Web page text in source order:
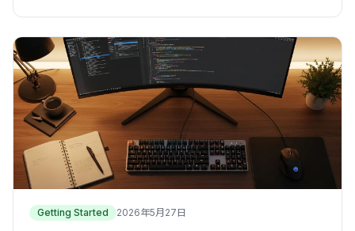
Getting Started 2026年5月27日